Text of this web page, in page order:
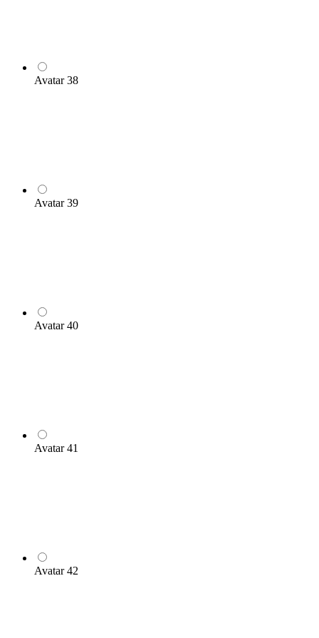
Avatar 38
Avatar 39
Avatar 40
Avatar 41
Avatar 42